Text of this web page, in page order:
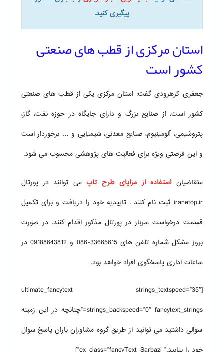
پیگیری کنید.
استان مرکزی از قطب های صنعتی
کشور است
جعفری کرهرودی گفت: استان مرکزی یکی از قطب های صنعتی
کشور است. از صنایع بزرگ و دارای جایگاه در حوزه نفت، گاز،
پتروشیمی، آلومینیوم، صنایع معدنی، شیمیایی و … برخوردار است
و این فرصتی ویژه برای فعالیت های پژوهشی محسوب می شود.
متقاضیان استفاده از مزایای طرح تاپمی توانند در پورتال
iranetop.ir ثبت نام کنند . تاییدیه خود را دریافت و برای تکمیل
قسمت درخواست سرباز در پورتال مذکور اقدام کنند. در صورت
بروز مشکل شماره تلفن های 33665615-086 و 09188643812 در
ساعات اداری پاسخگوی افراد خواهد بود.
[ultimate_fancytext strings_textspeed=”35″
strings_backspeed=”0″ fancytext_strings=”چنانچه در این زمینه
سوالی داشتید می توانید از طریق گروه مشاوران باران پاسخ سوال